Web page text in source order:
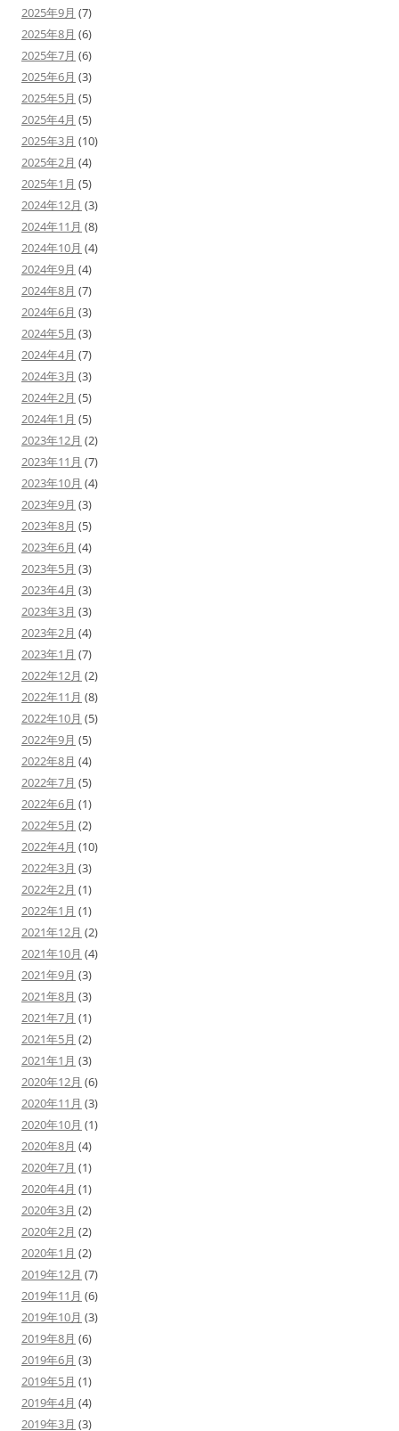
2025年9月 (7)
2025年8月 (6)
2025年7月 (6)
2025年6月 (3)
2025年5月 (5)
2025年4月 (5)
2025年3月 (10)
2025年2月 (4)
2025年1月 (5)
2024年12月 (3)
2024年11月 (8)
2024年10月 (4)
2024年9月 (4)
2024年8月 (7)
2024年6月 (3)
2024年5月 (3)
2024年4月 (7)
2024年3月 (3)
2024年2月 (5)
2024年1月 (5)
2023年12月 (2)
2023年11月 (7)
2023年10月 (4)
2023年9月 (3)
2023年8月 (5)
2023年6月 (4)
2023年5月 (3)
2023年4月 (3)
2023年3月 (3)
2023年2月 (4)
2023年1月 (7)
2022年12月 (2)
2022年11月 (8)
2022年10月 (5)
2022年9月 (5)
2022年8月 (4)
2022年7月 (5)
2022年6月 (1)
2022年5月 (2)
2022年4月 (10)
2022年3月 (3)
2022年2月 (1)
2022年1月 (1)
2021年12月 (2)
2021年10月 (4)
2021年9月 (3)
2021年8月 (3)
2021年7月 (1)
2021年5月 (2)
2021年1月 (3)
2020年12月 (6)
2020年11月 (3)
2020年10月 (1)
2020年8月 (4)
2020年7月 (1)
2020年4月 (1)
2020年3月 (2)
2020年2月 (2)
2020年1月 (2)
2019年12月 (7)
2019年11月 (6)
2019年10月 (3)
2019年8月 (6)
2019年6月 (3)
2019年5月 (1)
2019年4月 (4)
2019年3月 (3)